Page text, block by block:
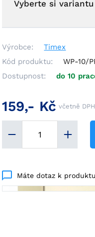
Výrobce:
Timex
Kód produktu:
WP-10/
Dostupnost:
do 10
159,- Kč včetně DPH
Máte dotaz k